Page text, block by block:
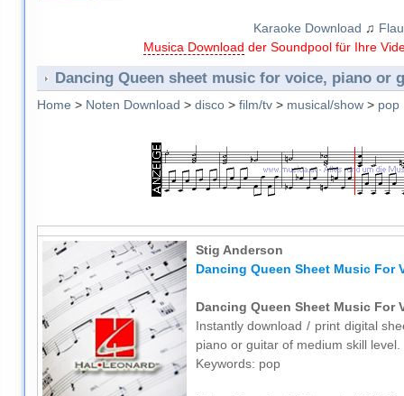
Karaoke Download ♫
Musica Download der Soundpool für Ihre
Dancing Queen sheet music for voice, piano or
Home > Noten Download > disco> film/tv> musical/show> pop
Stig Anderson
Dancing Queen Sheet Music For
Dancing Queen Sheet Music For
Instantly download / print digital
piano or guitar of medium skill level.
Keywords: pop